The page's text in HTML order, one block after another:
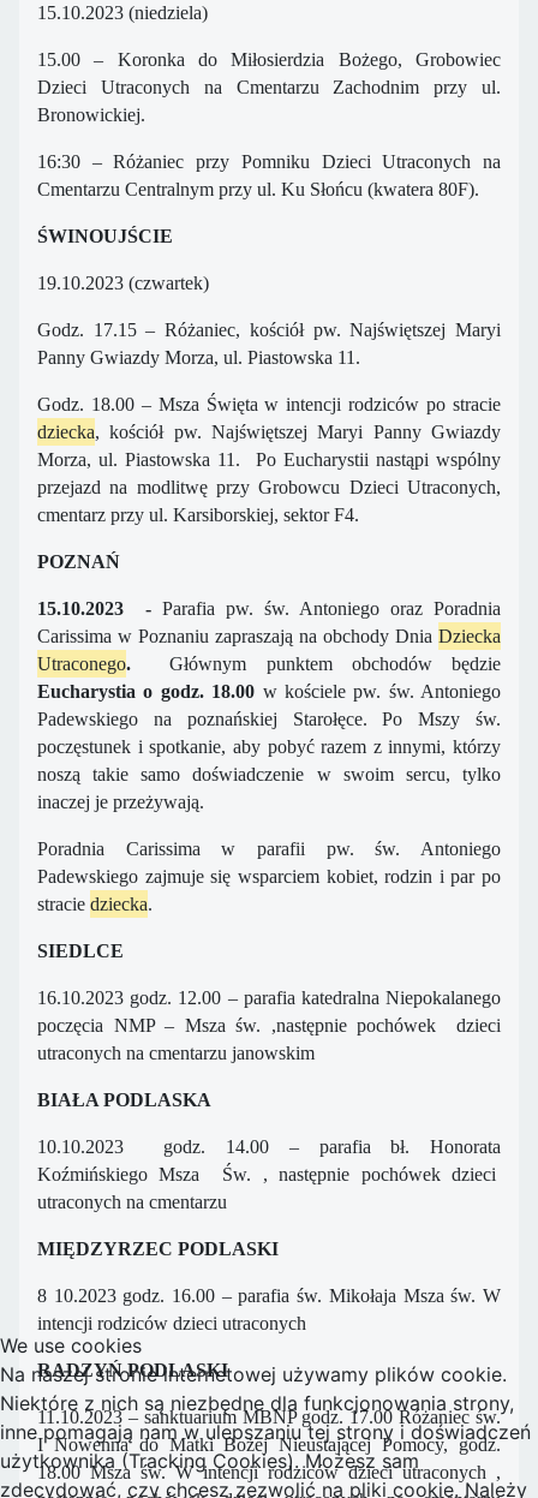
15.10.2023 (niedziela)
15.00 – Koronka do Miłosierdzia Bożego, Grobowiec
Dzieci Utraconych na Cmentarzu Zachodnim przy ul.
Bronowickiej.
16:30 – Różaniec przy Pomniku Dzieci Utraconych na
Cmentarzu Centralnym przy ul. Ku Słońcu (kwatera 80F).
ŚWINOUJŚCIE
19.10.2023 (czwartek)
Godz. 17.15 – Różaniec, kościół pw. Najświętszej Maryi
Panny Gwiazdy Morza, ul. Piastowska 11.
Godz. 18.00 – Msza Święta w intencji rodziców po stracie
dziecka, kościół pw. Najświętszej Maryi Panny Gwiazdy
Morza, ul. Piastowska 11. Po Eucharystii nastąpi wspólny
przejazd na modlitwę przy Grobowcu Dzieci Utraconych,
cmentarz przy ul. Karsiborskiej, sektor F4.
POZNAŃ
15.10.2023 - Parafia pw. św. Antoniego oraz Poradnia
Carissima w Poznaniu zapraszają na obchody Dnia Dziecka
Utraconego.Głównym punktem obchodów będzie
Eucharystia o godz. 18.00 w kościele pw. św. Antoniego
Padewskiego na poznańskiej Starołęce. Po Mszy św.
poczęstunek i spotkanie, aby pobyć razem z innymi, którzy
noszą takie samo doświadczenie w swoim sercu, tylko
inaczej je przeżywają.
Poradnia Carissima w parafii pw. św. Antoniego
Padewskiego zajmuje się wsparciem kobiet, rodzin i par po
stracie dziecka.
SIEDLCE
16.10.2023 godz. 12.00 – parafia katedralna Niepokalanego
poczęcia NMP – Msza św. ,następnie pochówek dzieci
utraconych na cmentarzu janowskim
BIAŁA PODLASKA
10.10.2023 godz. 14.00 – parafia bł. Honorata
Koźmińskiego Msza Św. , następnie pochówek dzieci
utraconych na cmentarzu
MIĘDZYRZEC PODLASKI
8 10.2023 godz. 16.00 – parafia św. Mikołaja Msza św. W
intencji rodziców dzieci utraconych
RADZYŃ PODLASKI
11.10.2023 – sanktuarium MBNP godz. 17.00 Różaniec św.
I Nowenna do Matki Bożej Nieustającej Pomocy, godz.
18.00 Msza św. W intencji rodziców dzieci utraconych ,
We use cookies
Na naszej stronie internetowej używamy plików cookie.
Niektóre z nich są niezbędne dla funkcjonowania strony,
inne pomagają nam w ulepszaniu tej strony i doświadczeń
użytkownika (Tracking Cookies). Możesz sam
zdecydować, czy chcesz zezwolić na pliki cookie. Należy